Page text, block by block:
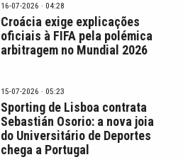
16-07-2026 · 04:28
Croácia exige explicações
oficiais à FIFA pela polémica
arbitragem no Mundial 2026
15-07-2026 · 05:23
Sporting de Lisboa contrata
Sebastián Osorio: a nova joia
do Universitário de Deportes
chega a Portugal